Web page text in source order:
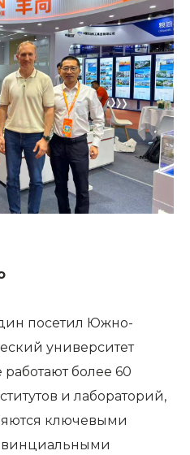
посетил Южно-
университет
работают более 60
и лабораторий,
ключевыми